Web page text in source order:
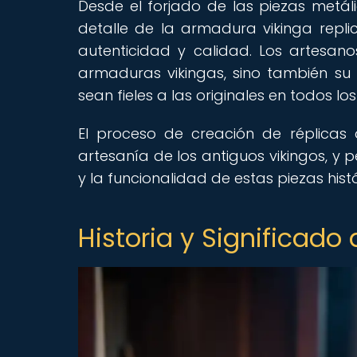
Desde el forjado de las piezas
detalle de la armadura vikinga
autenticidad y calidad. Los
armaduras vikingas, sino también
sean fieles a las originales en todos
El proceso de creación de
artesanía de los antiguos vikingos, y
y la funcionalidad de estas piezas
Historia y Significado